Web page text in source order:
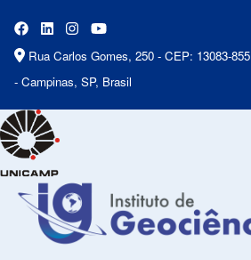
Rua Carlos Gomes, 250 - CEP: 13083-855
- Campinas, SP, Brasil